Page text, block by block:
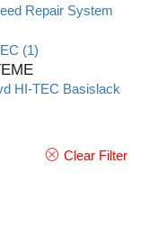
Repair System
(1)
HI-TEC Basislack
Clear Filter